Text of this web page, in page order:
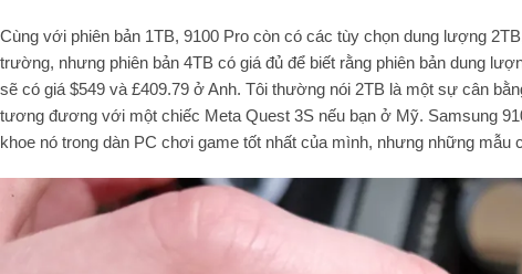
Cùng với phiên bản 1TB, 9100 Pro còn có các tùy chọn dung lượng
trường, nhưng phiên bản 4TB có giá đủ để biết rằng phiên bản dung
sẽ có giá $549 và £409.79 ở Anh. Tôi thường nói 2TB là một sự cân
tương đương với một chiếc Meta Quest 3S nếu bạn ở Mỹ. Samsung
khoe nó trong dàn PC chơi game tốt nhất của mình, nhưng những mẫu